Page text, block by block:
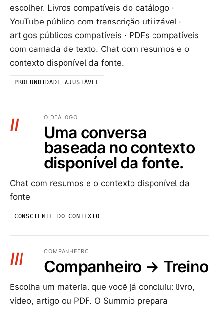
escolher. Livros compatíveis do catálogo ·
YouTube público com transcrição utilizável ·
artigos públicos compatíveis · PDFs compatíveis
com camada de texto. Chat com resumos e o
contexto disponível da fonte.
PROFUNDIDADE AJUSTÁVEL
II O DIÁLOGO
Uma conversa
baseada no contexto
disponível da fonte.
Chat com resumos e o contexto disponível da
fonte
CONSCIENTE DO CONTEXTO
III COMPANHEIRO
Companheiro → Treino
Escolha um material que você já concluiu: livro,
vídeo, artigo ou PDF. O Summio prepara